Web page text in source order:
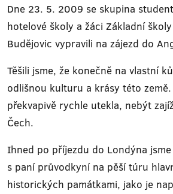
Dne 23. 5. 2009 se skupina
hotelové školy a žáci Základní
Budějovic vypravili na zájezd do
Těšili jsme, že konečně na vlastní
odlišnou kulturu a krásy této země.
překvapivě rychle utekla, nebýt
Čech.
Ihned po příjezdu do Londýna
s paní průvodkyní na pěší túru
historických památkami, jako je